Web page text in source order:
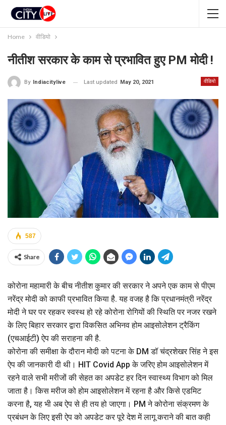
Home वीडियो
नीतीश सरकार के काम से प्रभावित हुए PM मोदी !
वीडियो
By Indiacitylive Last updated May 20, 2021
587
Share
कोरोना महामारी के बीच नीतीश कुमार की सरकार ने अपने एक काम से पीएम
नरेंद्र मोदी को काफी प्रभावित किया है. यह वजह है कि प्रधानमंत्री नरेंद्र
मोदी ने घर पर रहकर स्वस्थ हो रहे कोरोना रोगियों की स्थिति पर नजर रखने
के लिए बिहार सरकार द्वारा विकसित अभिनव होम आइसोलेशन ट्रैकिंग
(एचआईटी) ऐप की सराहना की है.
कोरोना की समीक्षा के दौरान मोदी को पटना के DM डॉ चंद्रशेखर सिंह ने इस
ऐप की जानकारी दी थी। HIT Covid App के जरिए होम आइसोलेशन में
रहने वाले सभी मरीजों की सेहत का अपडेट हर दिन स्वास्थ्य विभाग को मिल
जाता है। किस मरीज को होम आइसोलेशन में रहना है और किसे एडमिट
करना है, यह भी अब ऐप से ही तय हो जाएगा। PM ने कोरोना संक्रमण के
प्रबंधन के लिए इसी ऐप को अपडेट कर पूरे देश में लागू कराने की बात कही